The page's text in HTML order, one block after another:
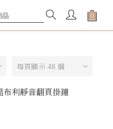
每頁顯示 48 個